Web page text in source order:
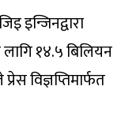
इन्जिनद्वारा
लागि १४.५ बिलियन
विज्ञप्तिमार्फत